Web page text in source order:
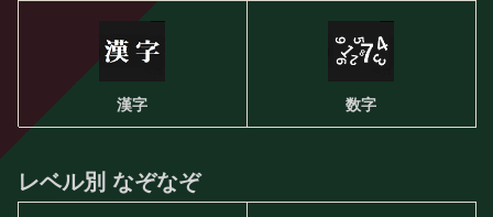
漢字 数字
レベル別 なぞなぞ